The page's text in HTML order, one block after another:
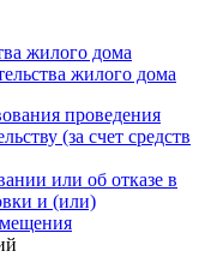
жилого дома
жилого дома
проведения
(за счет средств
или об отказе в
и (или)